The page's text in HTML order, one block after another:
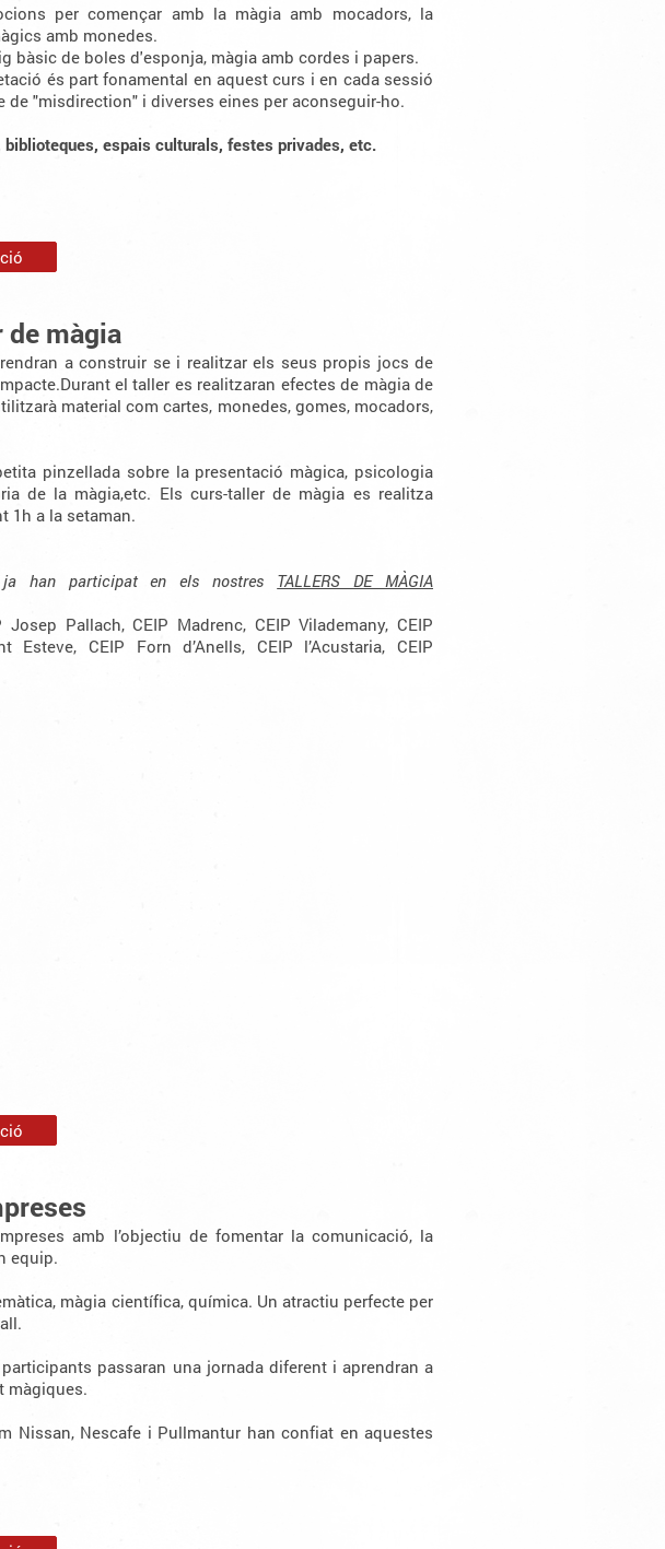
per començar amb la màgia amb mocadors, la
amb monedes.
bàsic de boles d'esponja, màgia amb cordes i papers.
és part fonamental en aquest curs i en cada sessió
de "misdirection" i diverses eines per aconseguir-ho.
biblioteques, espais culturals, festes privades, etc.
màgia
a construir se i realitzar els seus propis jocs de
el taller es realitzaran efectes de màgia de
material com cartes, monedes, gomes, mocadors,
pinzellada sobre la presentació màgica, psicologia
de la màgia,etc. Els curs-taller de màgia es realitza
1h a la setaman.
ja han participat en els nostres TALLERS DE MÀGIA
Josep Pallach, CEIP Madrenc, CEIP Vilademany, CEIP
Esteve, CEIP Forn d’Anells, CEIP l’Acustaria, CEIP
amb l’objectiu de fomentar la comunicació, la
equip.
màgia científica, química. Un atractiu perfecte per
passaran una jornada diferent i aprendran a
màgiques.
Nissan, Nescafe i Pullmantur han confiat en aquestes